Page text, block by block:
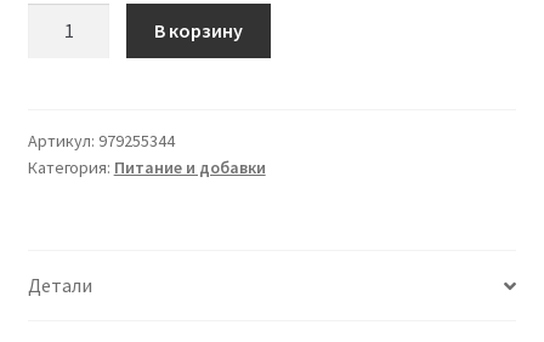
Бюст.
В корзину
Артикул: 979255344
Категория: Питание и добавки
Детали